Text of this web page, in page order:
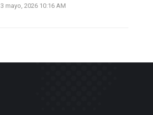
3 mayo, 2026 10:16 AM